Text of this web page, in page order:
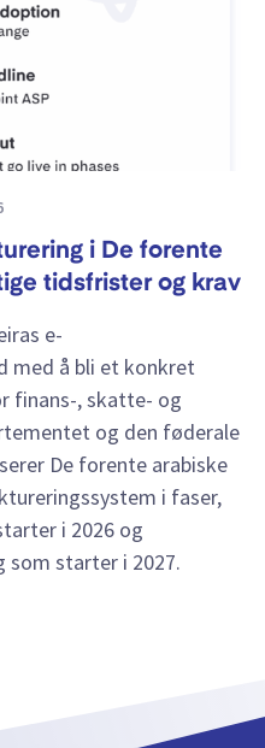
i De forente
tidsfrister og krav
e-
med å bli et konkret
finans-, skatte- og
og den føderale
De forente arabiske
i faser,
i 2026 og
starter i 2027.